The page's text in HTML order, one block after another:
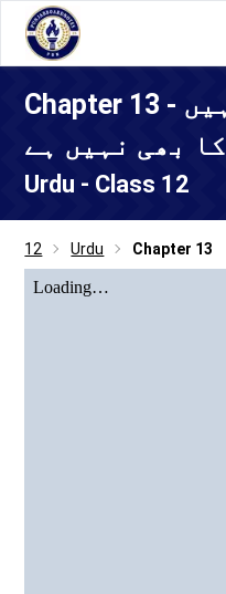
Chapter 13 - ایک سفرنامہ جو کہیں
کا بھی نہیں ہے
Urdu - Class 12
12 Urdu Chapter 13